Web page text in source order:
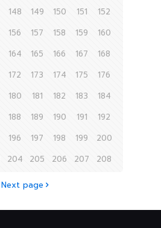
148 149 150 151
152
156 157 158 159
160
164 165 166 167
168
172 173 174 175
176
180 181 182 183
184
188 189 190 191
192
196 197 198 199
200
204 205 206 207 208
Next page